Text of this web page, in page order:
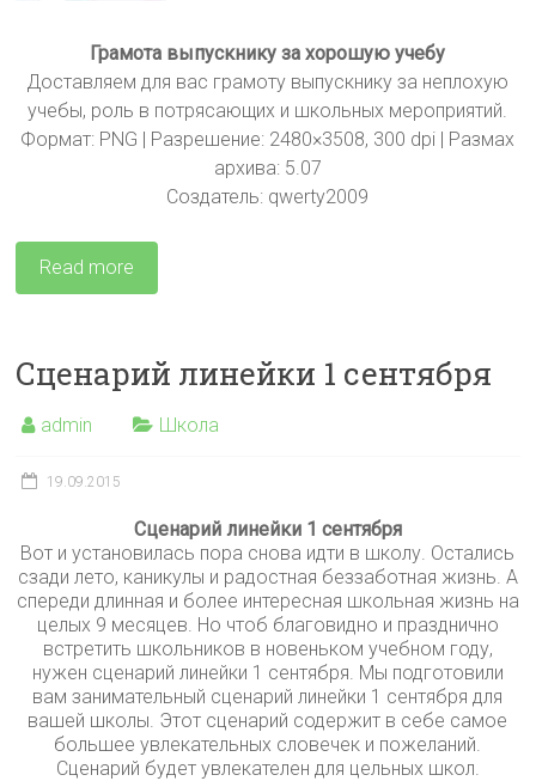
Грамота выпускнику за хорошую учебу
Доставляем для вас грамоту выпускнику за неплохую
учебы, роль в потрясающих и школьных мероприятий.
Формат: PNG | Разрешение: 2480×3508, 300 dpi | Размах
архива: 5.07
Создатель: qwerty2009
Read more
Сценарий линейки 1 сентября
admin Школа
19.09.2015
Сценарий линейки 1 сентября
Вот и установилась пора снова идти в школу. Остались
сзади лето, каникулы и радостная беззаботная жизнь. А
спереди длинная и более интересная школьная жизнь на
целых 9 месяцев. Но чтоб благовидно и празднично
встретить школьников в новеньком учебном году,
нужен сценарий линейки 1 сентября. Мы подготовили
вам занимательный сценарий линейки 1 сентября для
вашей школы. Этот сценарий содержит в себе самое
большее увлекательных словечек и пожеланий.
Сценарий будет увлекателен для цельных школ.